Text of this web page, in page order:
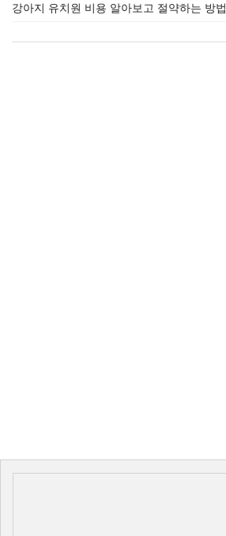
강아지 유치원 비용 알아보고 절약하는 방법